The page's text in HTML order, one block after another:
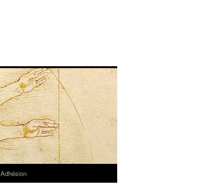
Adhésion